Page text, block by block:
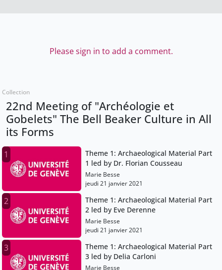
Please sign in to add a comment.
Collection
22nd Meeting of "Archéologie et
Gobelets" The Bell Beaker Culture in All
its Forms
1
Theme 1: Archaeological Material Part
1 led by Dr. Florian Cousseau
Marie Besse
jeudi 21 janvier 2021
2
Theme 1: Archaeological Material Part
2 led by Eve Derenne
Marie Besse
jeudi 21 janvier 2021
3
Theme 1: Archaeological Material Part
3 led by Delia Carloni
Marie Besse